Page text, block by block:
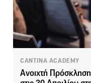
CANTINA ACADEMY
Ανοιχτή